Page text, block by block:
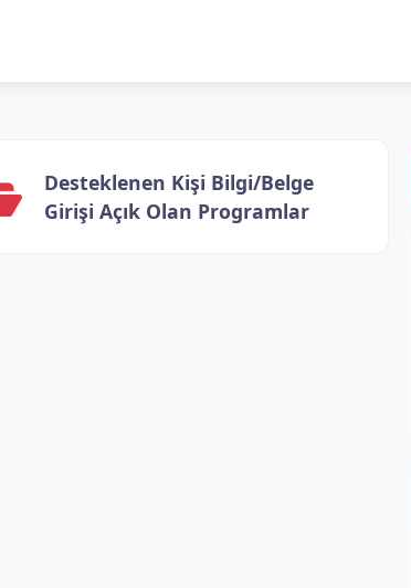
Desteklenen Kişi Bilgi/Belge
Girişi Açık Olan Programlar